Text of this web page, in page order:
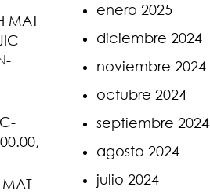
MAT
enero 2025
diciembre 2024
noviembre 2024
octubre 2024
septiembre 2024
agosto 2024
julio 2024